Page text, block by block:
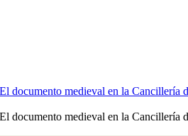
documento medieval en la Cancillería
documento medieval en la Cancillería